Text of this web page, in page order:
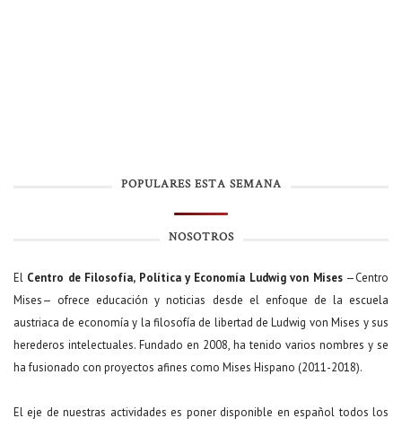
POPULARES ESTA SEMANA
NOSOTROS
El Centro de Filosofía, Política y Economía Ludwig von Mises—Centro
Mises— ofrece educación y noticias desde el enfoque de la escuela
austriaca de economía y la filosofía de libertad de Ludwig von Mises y sus
herederos intelectuales. Fundado en 2008, ha tenido varios nombres y se
ha fusionado con proyectos afines como Mises Hispano (2011-2018).
El eje de nuestras actividades es poner disponible en español todos los